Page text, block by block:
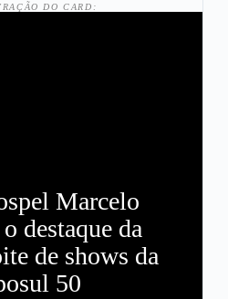
DO CARD:
Marcelo
destaque da
de shows da
50